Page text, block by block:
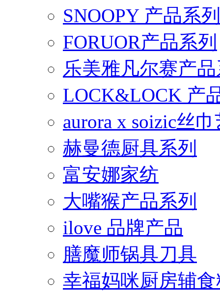
SNOOPY 产品系列
FORUOR产品系列
乐美雅凡尔赛产
LOCK&LOCK 产
aurora x soizic丝
赫曼德厨具系列
富安娜家纺
大嘴猴产品系列
ilove 品牌产品
膳魔师锅具刀具
幸福妈咪厨房辅